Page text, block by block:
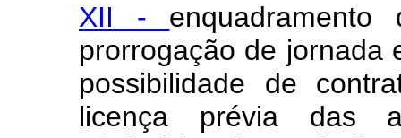
XII -
prorrogação de jornada
possibilidade de
licença prévia das